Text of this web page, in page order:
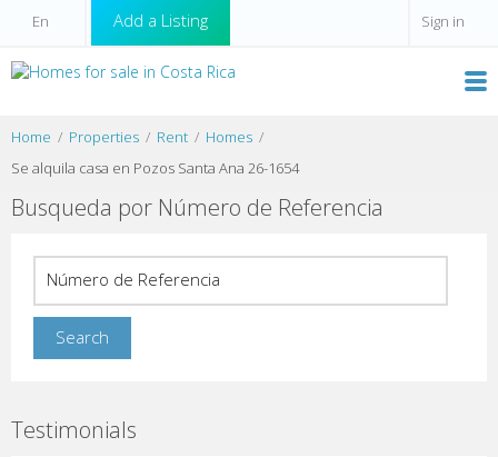
Add a Listing Sign in
Home Properties Rent
Homes
Se alquila casa en Pozos Santa Ana 26-1654
Busqueda por Número de Referencia
Testimonials